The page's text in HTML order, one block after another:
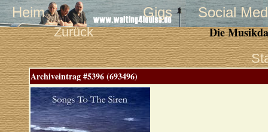
Heim Gigs Social
Zurück Die
Archiveintrag #5396 (693496)